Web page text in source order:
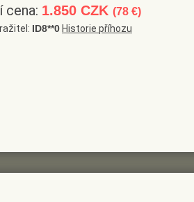
cena: 1.850 CZK (78 €)
ID8**0 Historie příhozu